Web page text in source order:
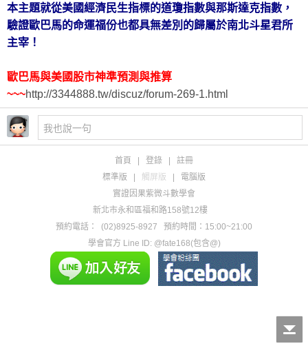
本主題就從美國經濟民生指標的道瓊指數與那斯達克指數，
驗證歐巴馬的命運福份也都具無差別的歸屬於南北斗星君所
主宰！
歐巴馬與美國股市神準預測與推算
~~~http://3344888.tw/discuz/forum-269-1.html
首頁 登錄
註冊
標準版
觸屏版
電腦版
實證因果紫微斗數學會
新北市永和區福和路158號12樓
預約電話：
(02)8925-8927
預約時間：15:00~21:00
學會官方 Line ID: @fate168(包含@)